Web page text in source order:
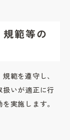
範等の
範を遵守し、
いが適正に行
実施します。